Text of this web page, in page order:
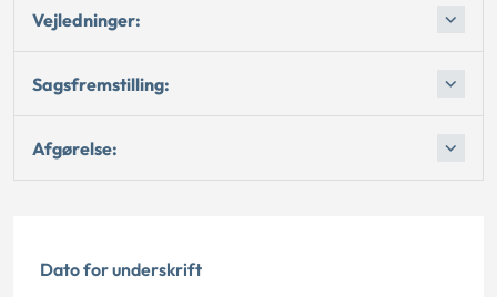
Vejledninger:
Sagsfremstilling:
Afgørelse:
Dato for underskrift